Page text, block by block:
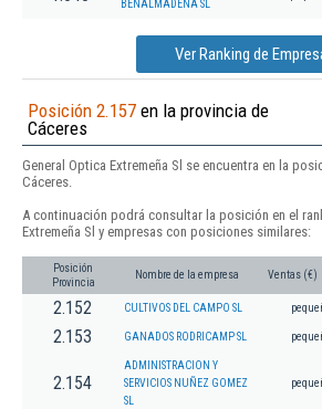
BENALMADENA SL
Ver Ranking de
Posición 2.157 en la provincia de
Cáceres
General Optica Extremeña Sl se encuentra en la
Cáceres.
A continuación podrá consultar la posición en el
Extremeña Sl y empresas con posiciones similares:
Posición
Provincia
Nombre de la empresa Ventas (€)
2.152 CULTIVOS DEL CAMPO SL
2.153 GANADOS RODRICAMP SL
2.154
ADMINISTRACION Y
SERVICIOS NUÑEZ GOMEZ
SL